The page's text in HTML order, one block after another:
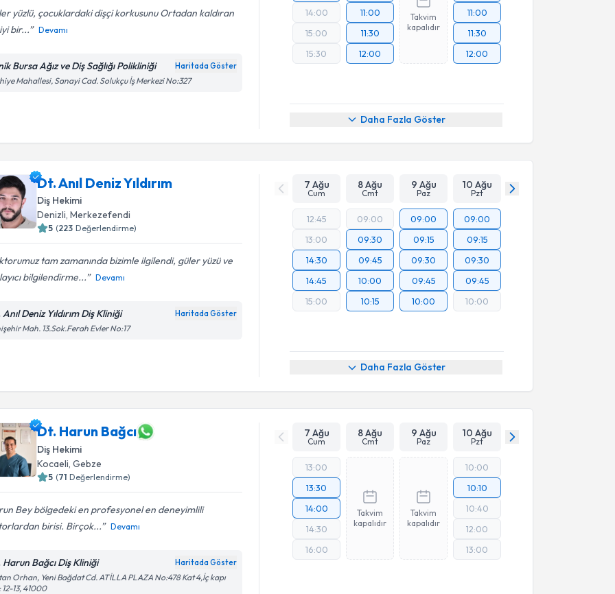
yüzlü, çocuklardaki dişçi korkusunu Ortadan kaldıran
bir...
Devamı
Bursa Ağız ve Diş Sağlığı Polikliniği Haritada Göster
Mahallesi, Sanayi Cad. Solukçu İş Merkezi No:327
14:00
15:00
15:30
11:00
11:30
12:00
Takvim
kapalıdır
11:00
11:30
12:00
Daha Fazla Göster
Dt. Anıl Deniz Yıldırım
Diş Hekimi
Denizli, Merkezefendi
5 (223 Değerlendirme)
tam zamanında bizimle ilgilendi, güler yüzü ve
bilgilendirme...
Devamı
Deniz Yıldırım Diş Kliniği Haritada Göster
Mah. 13.Sok.Ferah Evler No:17
7 Ağu
Cum
8 Ağu
Cmt
9 Ağu
Paz
10 Ağu
Pzt
12:45
13:00
14:30
14:45
15:00
09:00
09:30
09:45
10:00
10:15
09:00
09:15
09:30
09:45
10:00
09:00
09:15
09:30
09:45
10:00
Daha Fazla Göster
Dt. Harun Bağcı
Diş Hekimi
Kocaeli , Gebze
5 (71 Değerlendirme)
Bey bölgedeki en profesyonel en deneyimlili
birisi. Birçok...
Devamı
Harun Bağcı Diş Kliniği Haritada Göster
Orhan, Yeni Bağdat Cd. ATİLLA PLAZA No:478 Kat 4,İç kapı
12-13, 41000
7 Ağu
Cum
8 Ağu
Cmt
9 Ağu
Paz
10 Ağu
Pzt
13:00
13:30
14:00
14:30
16:00
Takvim
kapalıdır
Takvim
kapalıdır
10:00
10:10
10:40
12:00
13:00